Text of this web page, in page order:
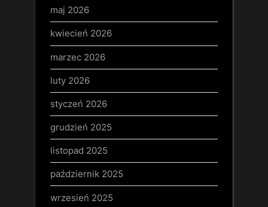
maj 2026
kwiecień 2026
marzec 2026
luty 2026
styczeń 2026
grudzień 2025
listopad 2025
październik 2025
wrzesień 2025